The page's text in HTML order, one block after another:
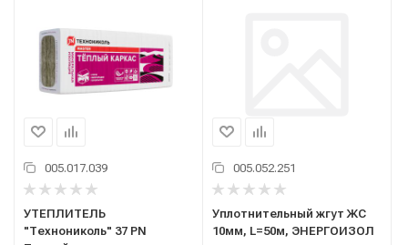
005.017.039
УТЕПЛИТЕЛЬ
"Технониколь" 37 PN
005.052.251
Уплотнительный жгут ЖС
10мм, L=50м, ЭНЕРГОИЗОЛ